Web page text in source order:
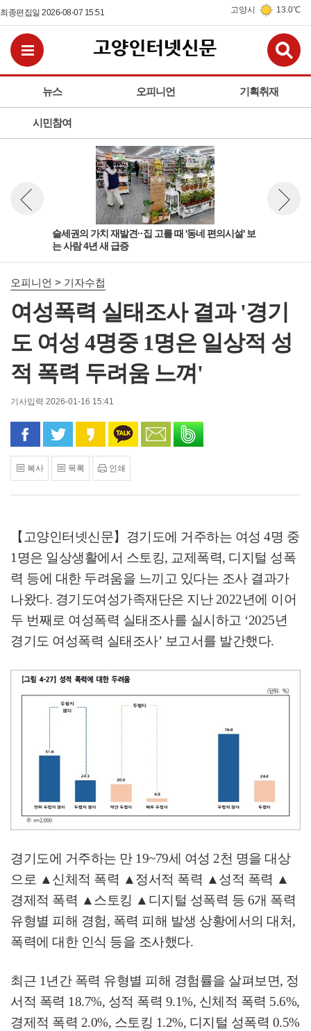
최종편집일 2026-08-07 15:51 고양시 13.0℃
뉴스 오피니언 기획취재
시민참여
전체메뉴보기
슬세권의 가치 재발견··집 고를 때 '동네 편의시설' 보
는 사람 4년 새 급증
뉴스 이전보기
오피니언 > 기자수첩
여성폭력 실태조사 결과 '경기
도 여성 4명중 1명은 일상적 성
적 폭력 두려움 느껴'
기사입력 2026-01-16 15:41
페이스북으로 공유
트위터로 공유카카오 스토리로 공유
카카오톡으로 공유
문자로 공유
복사 목록 인쇄
【고양인터넷신문】 경기도에 거주하는 여성 4명 중
1 명은 일상생활에서 스토킹, 교제폭력, 디지털 성폭
력 등에 대한 두려움을 느끼고 있다는 조사 결과가
나왔다. 경기도여성가족재단은 지난 2022년에 이어
두 번째로 여성폭력 실태조사를 실시하고 ‘2025년
경기도 여성폭력 실태조사’ 보고서를 발간했다.
경기도에 거주하는 만 19~79세 여성 2천 명을 대상
으로 ▲신체적 폭력 ▲정서적 폭력 ▲성적 폭력 ▲
경제적 폭력 ▲스토킹 ▲ 디지털 성폭력 등 6개 폭력
유형별 피해 경험, 폭력 피해 발생 상황에서의 대처,
폭력에 대한 인식 등을 조사했다.
최근 1 년간 폭력 유형별 피해 경험률을 살펴보면, 정
서적 폭력 18.7%, 성적 폭력 9.1%, 신체적 폭력 5.6%,
경제적 폭력 2.0%, 스토킹 1.2%, 디지털 성폭력 0.5%